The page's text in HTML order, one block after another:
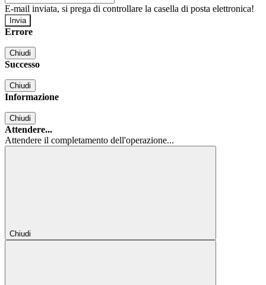
E-mail inviata, si prega di controllare la casella di posta elettronica!
Errore
Chiudi
Successo
Chiudi
Informazione
Chiudi
Attendere...
Attendere il completamento dell'operazione...
Chiudi